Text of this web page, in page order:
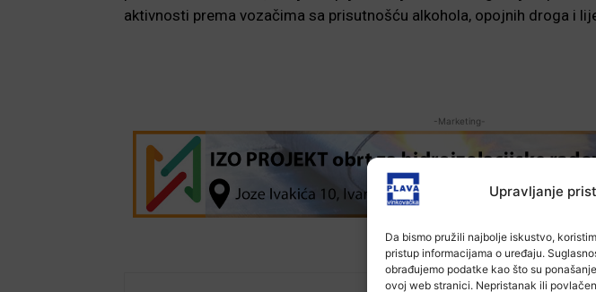
Upravljanje
Da bismo pružili najbolje iskustvo,
pristup informacijama o uređaju.
obrađujemo podatke kao što su
ovoj web stranici. Nepristanak ili
aktivnosti prema vozačima sa prisutnošću alkohola, opojnih droga i
-Marketing-